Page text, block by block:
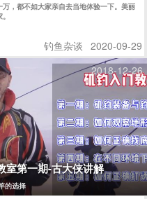
万，都不如大家亲自去当地体验一下。美丽
钓鱼杂谈 2020-09-29
2018-12-26
室第一期-古大侠讲解
的选择